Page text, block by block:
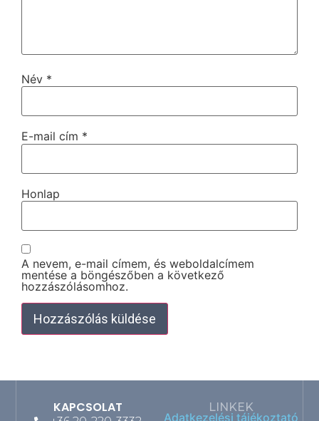
Név *
E-mail cím *
Honlap
A nevem, e-mail címem, és weboldalcímem
mentése a böngészőben a következő
hozzászólásomhoz.
KAPCSOLAT LINKEK
Adatkezelési tájékoztató